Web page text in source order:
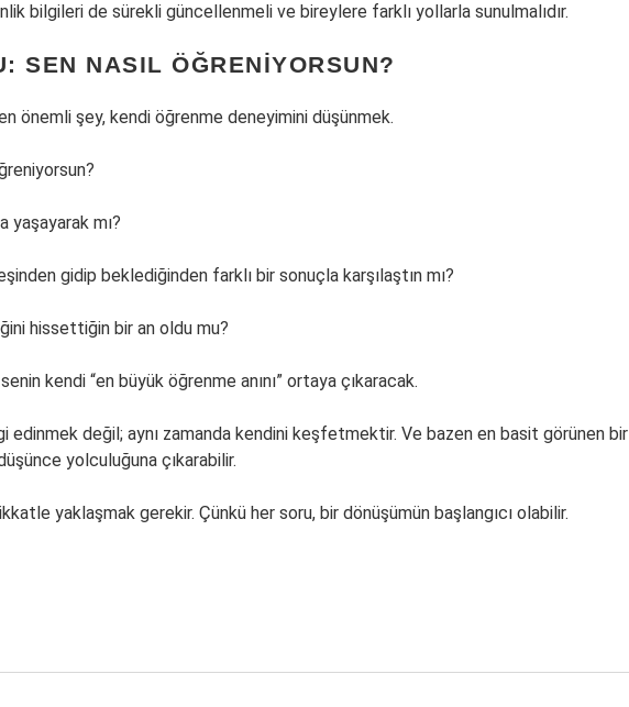
bilgileri de sürekli güncellenmeli ve bireylere farklı yollarla sunulmalıdır.
SEN NASIL ÖĞRENIYORSUN?
önemli şey, kendi öğrenme deneyimini düşünmek.
yaşayarak mı?
gidip beklediğinden farklı bir sonuçla karşılaştın mı?
hissettiğin bir an oldu mu?
kendi “en büyük öğrenme anını” ortaya çıkaracak.
edinmek değil; aynı zamanda kendini keşfetmektir. Ve bazen en basit görünen bir
yolculuğuna çıkarabilir.
yaklaşmak gerekir. Çünkü her soru, bir dönüşümün başlangıcı olabilir.